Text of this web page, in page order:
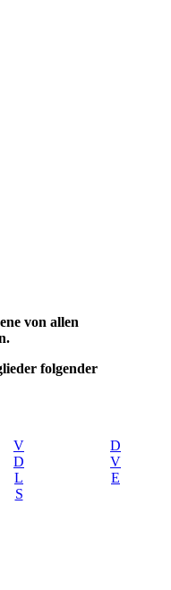
von allen
folgender
V
D
L
S
D
V
E